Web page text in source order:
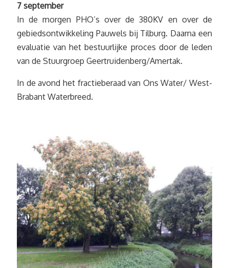
7 september
In de morgen PHO’s over de 380KV en over de
gebiedsontwikkeling Pauwels bij Tilburg. Daarna een
evaluatie van het bestuurlijke proces door de leden
van de Stuurgroep Geertruidenberg/Amertak.
In de avond het fractieberaad van Ons Water/ West-
Brabant Waterbreed.